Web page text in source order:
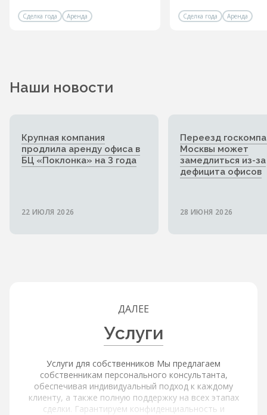
Сделка года Аренда Сделка года Аренда
Наши новости
Крупная компания
продлила аренду офиса в
БЦ «Поклонка» на 3 года
22 ИЮЛЯ 2026
Переезд
Москвы может
замедлиться из-за
дефицита офисов
28 ИЮНЯ 2026
ДАЛЕЕ
Услуги
Услуги для собственников Мы предлагаем
собственникам персонального консультанта,
обеспечивая индивидуальный подход к каждому
клиенту, а также полную поддержку на всех этапах
сделки. Гарантируем конфиденциальность и